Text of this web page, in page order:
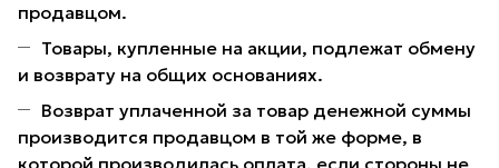
продавцом.
Товары, купленные на акции, подлежат обмену
и возврату на общих основаниях.
Возврат уплаченной за товар денежной суммы
производится продавцом в той же форме, в